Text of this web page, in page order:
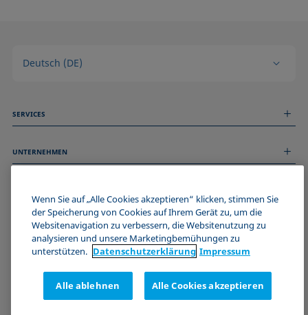
Deutsch (DE)
SERVICES
Technischer Service
UNTERNEHMEN
Stellenangebote
Events
Impressum
Datenschutzerklärung
Cookie-Richtlinie
Zertifizierungen (ISO 9001)
Newsletter-Anmeldung
WERDE TEIL DER KRÜSS COMMUNITY
Wenn Sie auf „Alle Cookies akzeptieren“ klicken, stimmen Sie
der Speicherung von Cookies auf Ihrem Gerät zu, um die
Websitenavigation zu verbessern, die Websitenutzung zu
analysieren und unsere Marketingbemühungen zu
unterstützen. Datenschutz­erklärung Impressum
Alle ablehnen Alle Cookies akzeptieren